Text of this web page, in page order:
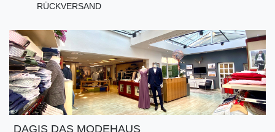
RÜCKVERSAND
DAGIS DAS MODEHAUS